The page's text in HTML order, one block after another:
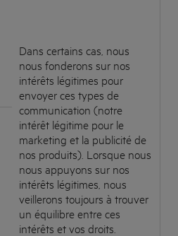
Dans certains cas, nous
nous fonderons sur nos
intérêts légitimes pour
envoyer ces types de
communication (notre
intérêt légitime pour le
marketing et la publicité de
nos produits). Lorsque nous
nous appuyons sur nos
intérêts légitimes, nous
veillerons toujours à trouver
un équilibre entre ces
intérêts et vos droits.